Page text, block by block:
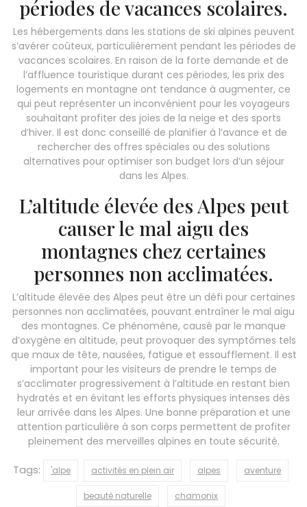
périodes de vacances scolaires.
Les hébergements dans les stations de ski alpines peuvent
s’avérer coûteux, particulièrement pendant les périodes de
vacances scolaires. En raison de la forte demande et de
l’affluence touristique durant ces périodes, les prix des
logements en montagne ont tendance à augmenter, ce
qui peut représenter un inconvénient pour les voyageurs
souhaitant profiter des joies de la neige et des sports
d’hiver. Il est donc conseillé de planifier à l’avance et de
rechercher des offres spéciales ou des solutions
alternatives pour optimiser son budget lors d’un séjour
dans les Alpes.
L’altitude élevée des Alpes peut
causer le mal aigu des
montagnes chez certaines
personnes non acclimatées.
L’altitude élevée des Alpes peut être un défi pour certaines
personnes non acclimatées, pouvant entraîner le mal aigu
des montagnes. Ce phénomène, causé par le manque
d’oxygène en altitude, peut provoquer des symptômes tels
que maux de tête, nausées, fatigue et essoufflement. Il est
important pour les visiteurs de prendre le temps de
s’acclimater progressivement à l’altitude en restant bien
hydratés et en évitant les efforts physiques intenses dès
leur arrivée dans les Alpes. Une bonne préparation et une
attention particulière à son corps permettent de profiter
pleinement des merveilles alpines en toute sécurité.
Tags: 'alpe activités en plein air alpes aventure
beauté naturelle chamonix